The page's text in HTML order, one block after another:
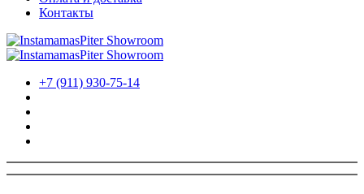
Контакты
+7 (911) 930-75-14